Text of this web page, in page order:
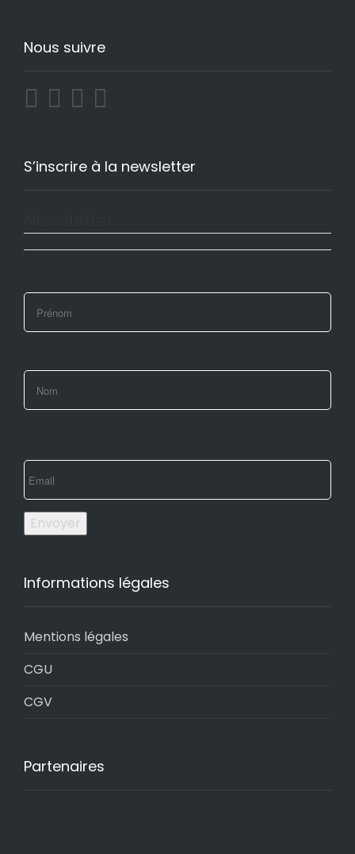
Nous suivre
S’inscrire à la newsletter
Envoyer
Informations légales
Mentions légales
CGU
CGV
Partenaires